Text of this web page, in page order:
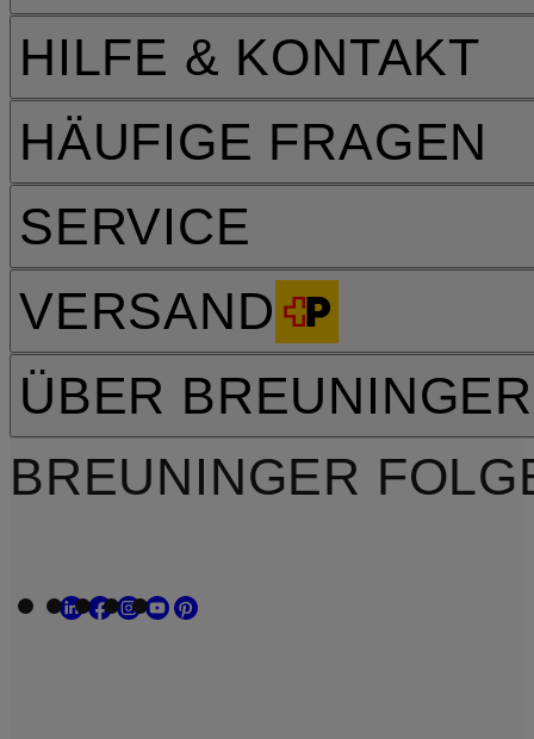
HILFE & KONTAKT
HÄUFIGE FRAGEN
SERVICE
VERSAND
ÜBER BREUNINGER
BREUNINGER